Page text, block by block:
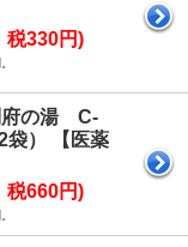
税330円)
府の湯 C-
） 【医薬
税660円)